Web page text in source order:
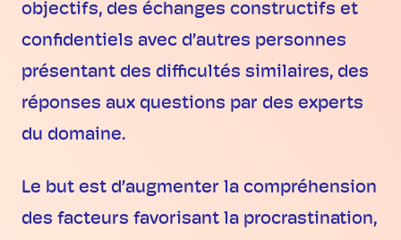
objectifs, des échanges constructifs et
confidentiels avec d’autres personnes
présentant des difficultés similaires, des
réponses aux questions par des experts
du domaine.
Le but est d’augmenter la compréhension
des facteurs favorisant la procrastination,